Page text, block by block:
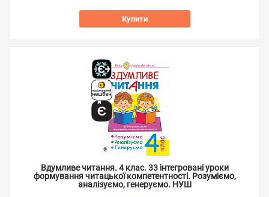
Купити
Вдумливе читання. 4 клас. 33 інтегровані уроки
формування читацької компетентності. Розуміємо,
аналізуємо, генеруємо. НУШ